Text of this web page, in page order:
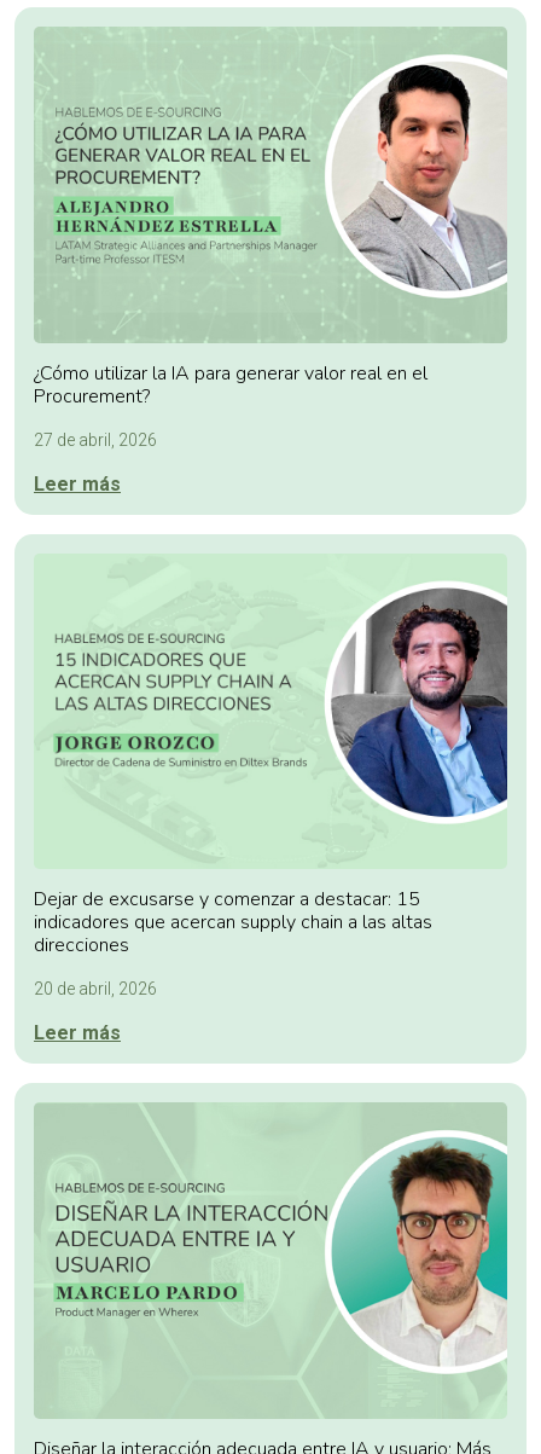
¿Cómo utilizar la IA para generar valor real en el
Procurement?
27 de abril, 2026
Leer más
Dejar de excusarse y comenzar a destacar: 15
indicadores que acercan supply chain a las altas
direcciones
20 de abril, 2026
Leer más